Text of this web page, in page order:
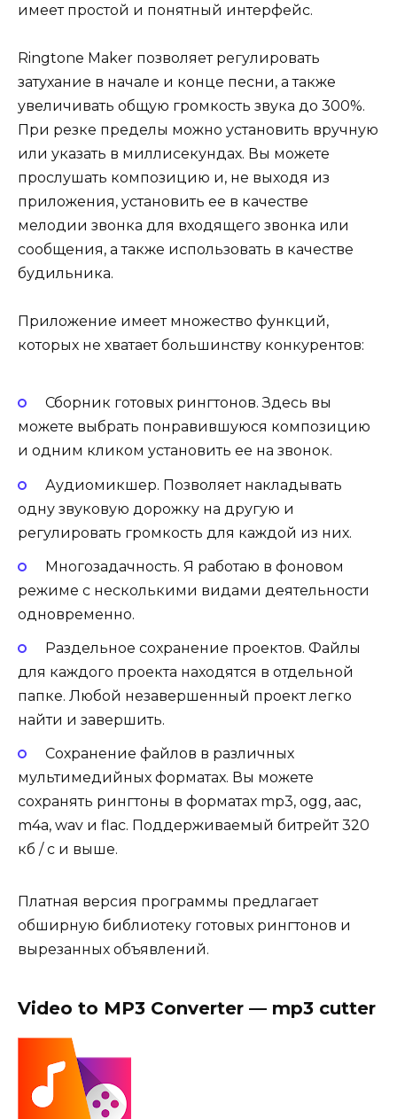
имеет простой и понятный интерфейс.
Ringtone Maker позволяет регулировать
затухание в начале и конце песни, а также
увеличивать общую громкость звука до 300%.
При резке пределы можно установить вручную
или указать в миллисекундах. Вы можете
прослушать композицию и, не выходя из
приложения, установить ее в качестве
мелодии звонка для входящего звонка или
сообщения, а также использовать в качестве
будильника.
Приложение имеет множество функций,
которых не хватает большинству конкурентов:
Сборник готовых рингтонов. Здесь вы
можете выбрать понравившуюся композицию
и одним кликом установить ее на звонок.
Аудиомикшер. Позволяет накладывать
одну звуковую дорожку на другую и
регулировать громкость для каждой из них.
Многозадачность. Я работаю в фоновом
режиме с несколькими видами деятельности
одновременно.
Раздельное сохранение проектов. Файлы
для каждого проекта находятся в отдельной
папке. Любой незавершенный проект легко
найти и завершить.
Сохранение файлов в различных
мультимедийных форматах. Вы можете
сохранять рингтоны в форматах mp3, ogg, aac,
m4a, wav и flac. Поддерживаемый битрейт 320
кб / с и выше.
Платная версия программы предлагает
обширную библиотеку готовых рингтонов и
вырезанных объявлений.
Video to MP3 Converter — mp3 cutter